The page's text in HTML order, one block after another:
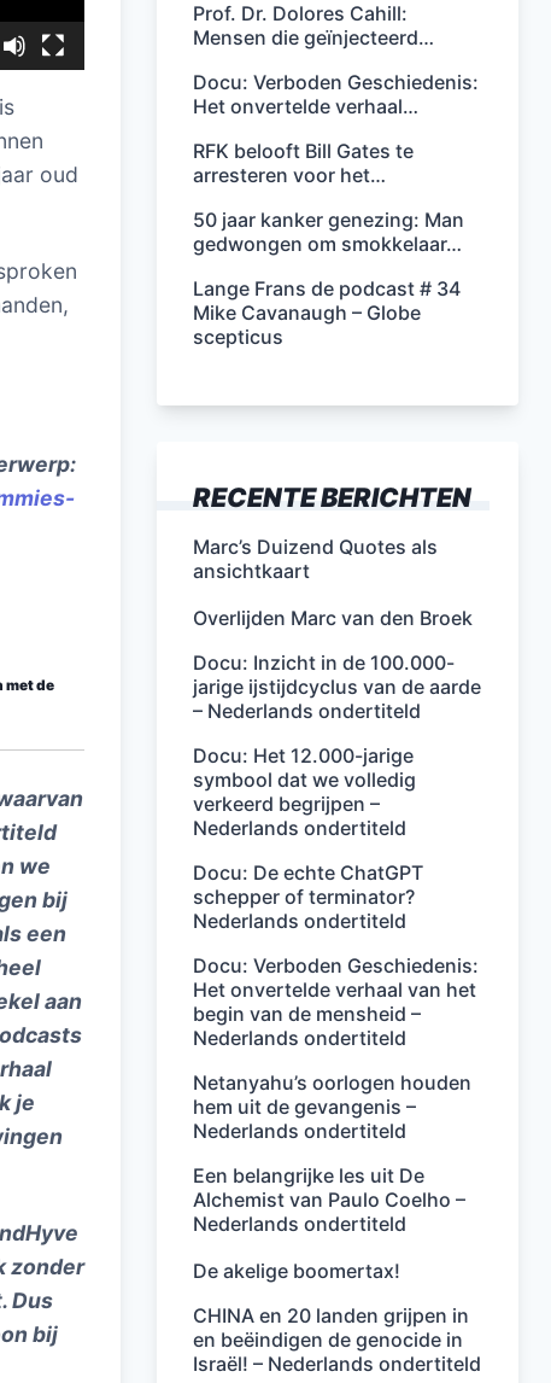
oud
met de
we
bij
een
aan
je
zonder
Dus
bij
Prof. Dr. Dolores Cahill:
Mensen die geïnjecteerd…
Docu: Verboden Geschiedenis:
Het onvertelde verhaal…
RFK belooft Bill Gates te
arresteren voor het…
50 jaar kanker genezing: Man
gedwongen om smokkelaar…
Lange Frans de podcast # 34
Mike Cavanaugh – Globe
scepticus
RECENTE BERICHTEN
Marc’s Duizend Quotes als
ansichtkaart
Overlijden Marc van den Broek
Docu: Inzicht in de 100.000-
jarige ijstijdcyclus van de aarde
– Nederlands ondertiteld
Docu: Het 12.000-jarige
symbool dat we volledig
verkeerd begrijpen –
Nederlands ondertiteld
Docu: De echte ChatGPT
schepper of terminator?
Nederlands ondertiteld
Docu: Verboden Geschiedenis:
Het onvertelde verhaal van het
begin van de mensheid –
Nederlands ondertiteld
Netanyahu’s oorlogen houden
hem uit de gevangenis –
Nederlands ondertiteld
Een belangrijke les uit De
Alchemist van Paulo Coelho –
Nederlands ondertiteld
De akelige boomertax!
CHINA en 20 landen grijpen in
en beëindigen de genocide in
Israël! – Nederlands ondertiteld